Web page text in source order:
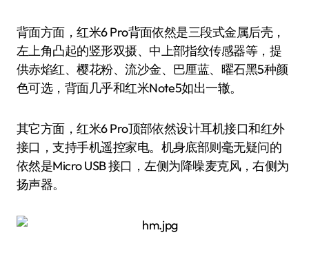
背面方面，红米6 Pro背面依然是三段式金属后壳，
左上角凸起的竖形双摄、中上部指纹传感器等，提
供赤焰红、樱花粉、流沙金、巴厘蓝、曜石黑5种颜
色可选，背面几乎和红米Note5如出一辙。
其它方面，红米6 Pro顶部依然设计耳机接口和红外
接口，支持手机遥控家电。机身底部则毫无疑问的
依然是Micro USB 接口，左侧为降噪麦克风，右侧为
扬声器。